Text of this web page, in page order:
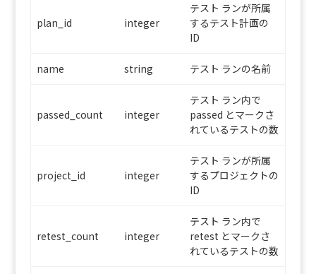
plan_id integer
テスト ランが所属
するテスト計画の
ID
name string テスト ランの名前
passed_count integer
テスト ラン内で
passed とマークさ
れているテストの数
project_id integer
テスト ランが所属
するプロジェクトの
ID
retest_count integer
テスト ラン内で
retest とマークさ
れているテストの数